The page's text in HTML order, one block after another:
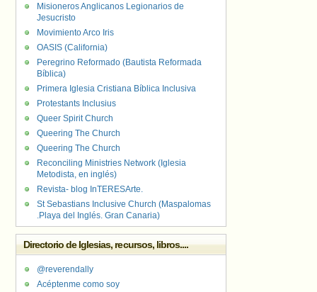
Misioneros Anglicanos Legionarios de
Jesucristo
Movimiento Arco Iris
OASIS (California)
Peregrino Reformado (Bautista Reformada
Bíblica)
Primera Iglesia Cristiana Bíblica Inclusiva
Protestants Inclusius
Queer Spirit Church
Queering The Church
Queering The Church
Reconciling Ministries Network (Iglesia
Metodista, en inglés)
Revista- blog InTERESArte.
St Sebastians Inclusive Church (Maspalomas
.Playa del Inglés. Gran Canaria)
Directorio de Iglesias, recursos, libros....
@reverendally
Acéptenme como soy